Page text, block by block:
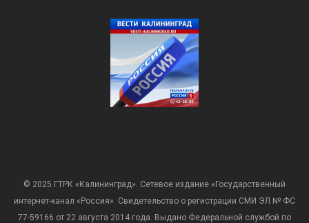
© 2025 ГТРК «Калининград». Сетевое издание «Государственный
интернет-канал «Россия». Свидетельство о регистрации СМИ ЭЛ № ФС
77-59166 от 22 августа 2014 года. Выдано Федеральной службой по